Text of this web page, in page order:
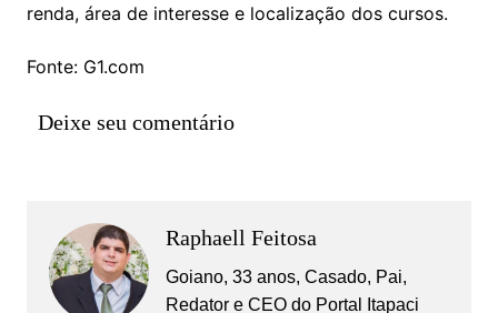
renda, área de interesse e localização dos cursos.
Fonte: G1.com
Deixe seu comentário
Raphaell Feitosa
Goiano, 33 anos, Casado, Pai,
Redator e CEO do Portal Itapaci